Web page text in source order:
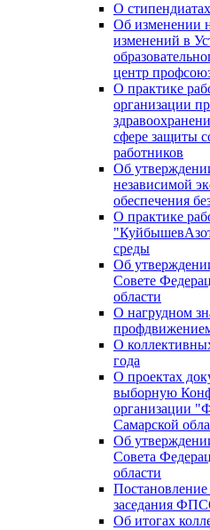
О
Об изменении
изменений в
центр
О практике
организации
сфере защиты
работников
Об
независимой
обеспечения
О практике
среды
Об
Совете
области
О нагрудном
О
года
О проектах
выборную
организации
Самарской
Об
Совета
области
заседания
Об итогах